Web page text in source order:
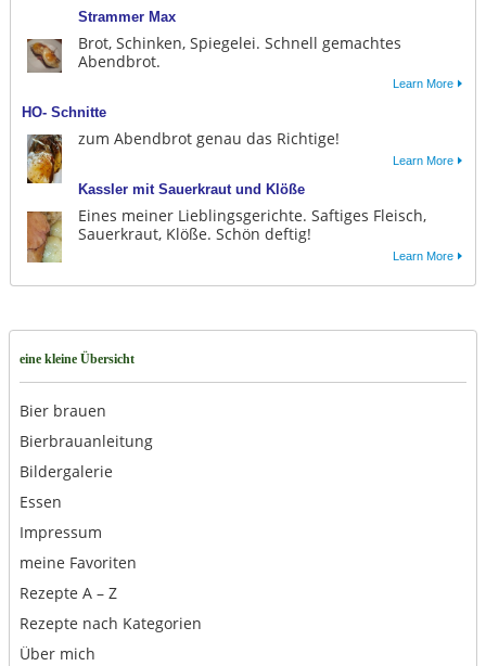
Strammer Max
Brot, Schinken, Spiegelei. Schnell gemachtes
Abendbrot.
Learn More
HO- Schnitte
zum Abendbrot genau das Richtige!
Learn More
Kassler mit Sauerkraut und Klöße
Eines meiner Lieblingsgerichte. Saftiges Fleisch,
Sauerkraut, Klöße. Schön deftig!
Learn More
eine kleine Übersicht
Bier brauen
Bierbrauanleitung
Bildergalerie
Essen
Impressum
meine Favoriten
Rezepte A – Z
Rezepte nach Kategorien
Über mich